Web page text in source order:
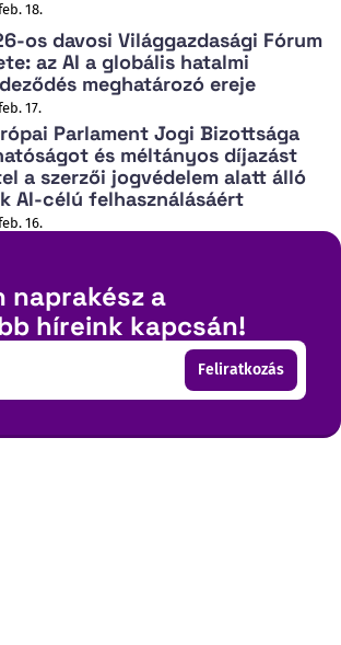
18.
os davosi Világgazdasági Fórum
az AI a globális hatalmi
meghatározó ereje
17.
Parlament Jogi Bizottsága
és méltányos díjazást
a szerzői jogvédelem alatt álló
AI-célú felhasználásáért
16.
naprakész a
híreink kapcsán!
Feliratkozás